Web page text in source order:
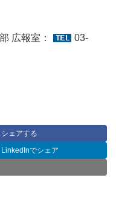
広報室：
03-
シェアする
LinkedInでシェア